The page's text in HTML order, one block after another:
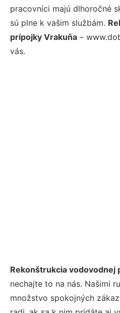
pracovníci majú dlhoročné
sú plne k vašim službám.
prípojky Vrakuňa –
vás.
Rekonštrukcia vodovodnej
nechajte to na nás. Našimi
množstvo spokojných